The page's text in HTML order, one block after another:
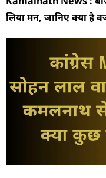
लिया मन, जानिए क्या है